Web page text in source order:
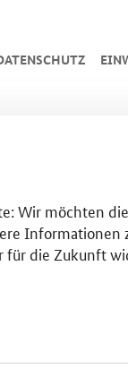
Wir möchten
Informationen
die Zukunft